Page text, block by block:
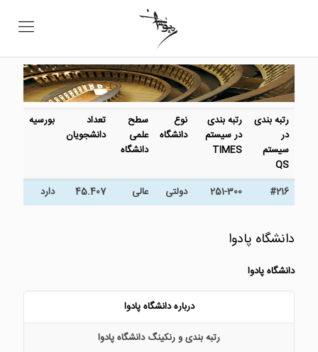
رتبه بندی
در
سیستم
QS
رتبه بندی
در سیستم
TIMES
نوع
دانشگاه
سطح
علمی
دانشگاه
تعداد
دانشجویان
بورسیه
#216
251-300 دولتی عالی 45.407 دارد
دانشگاه پادوا
دانشگاه پادوا
درباره دانشگاه پادوا
رتبه بندی و رنکینگ دانشگاه پادوا